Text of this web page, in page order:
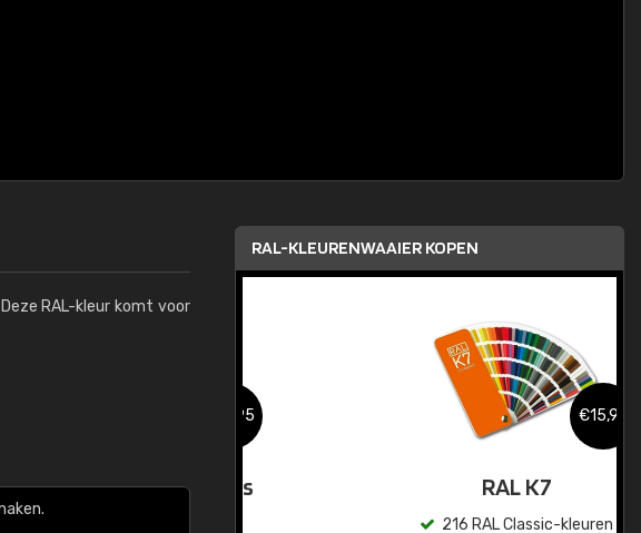
RAL-kleur komt voor
RAL-KLEURENWAAIER KOPEN
op waterbasis
€15,95
216 RAL Classic-kleuren